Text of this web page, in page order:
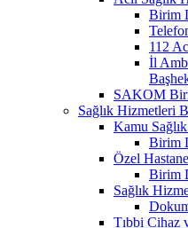
Birim
112
İl
SAKOM
Sağlık Hizmetleri
Kamu
Birim
Özel
Birim
Sağlık
Tıbbi Cihaz